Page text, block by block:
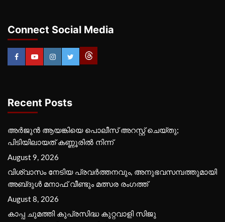
Connect Social Media
Recent Posts
അർജുൻ ആയങ്കിയെ പൊലീസ് അറസ്റ്റ് ചെയ്‌തു;
പിടിയിലായത് കണ്ണൂരിൽ നിന്ന്
August 9, 2026
വിശ്വാസം നേടിയ പ്രവർത്തനവും, അനുഭവസമ്പത്തുമായി
അബ്‌ദുൾ മനാഫ് വീണ്ടും മത്സര രംഗത്ത്
August 8, 2026
കാപ്പ ചുമത്തി കുപ്രസിദ്ധ കുറ്റവാളി സിജു